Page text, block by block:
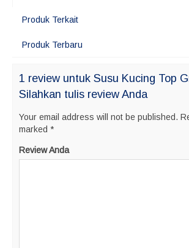
Produk Terkait
Produk Terbaru
1 review untuk Susu Kucing Top
Silahkan tulis review Anda
Your email address will not be published.
marked *
Review Anda